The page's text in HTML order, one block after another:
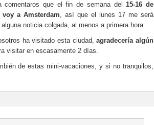
comentaros que el fin de semana del15-16 de
voy a Amsterdam, así que el lunes 17 me será
noticia colgada, al menos a primera hora.
ha visitado esta ciudad,agradecería algún
visitar en escasamente 2 días.
de estas mini-vacaciones, y si no tranquilos,